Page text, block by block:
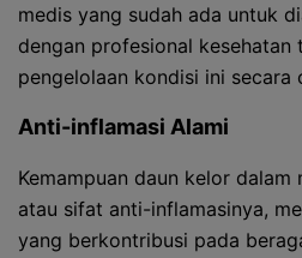
medis yang sudah ada untuk
dengan profesional
pengelolaan kondisi ini secara
Anti-inflamasi Alami
Kemampuan daun kelor dalam
atau sifat anti-inflamasinya,
yang berkontribusi pada